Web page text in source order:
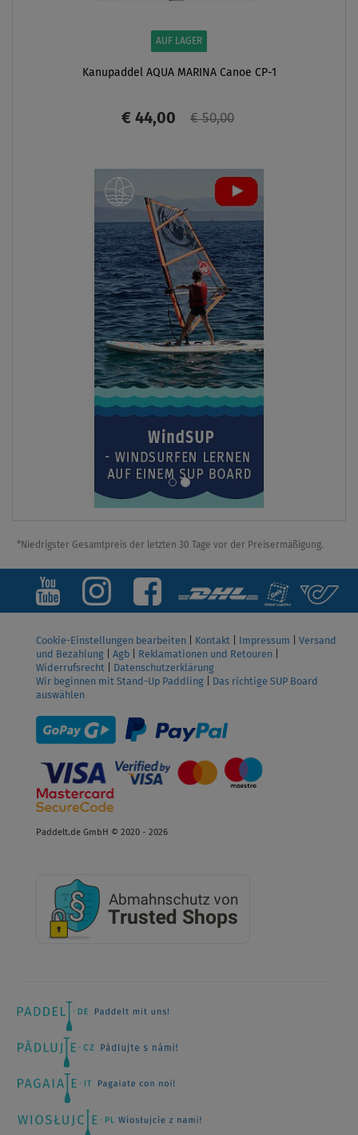
AUF LAGER
Kanupaddel AQUA MARINA Canoe CP-1
€ 44,00 € 50,00
ANZEIGEN
*Niedrigster Gesamtpreis der letzten 30 Tage vor der Preisermäßigung.
Cookie-Einstellungen bearbeiten Kontakt Impressum
Versand
und Bezahlung
Agb Reklamationen und Retouren
Widerrufsrecht
Datenschutzerklärung
Wir beginnen mit Stand-Up Paddling
Das richtige SUP Board
auswählen
Paddelt.de GmbH © 2020 - 2026